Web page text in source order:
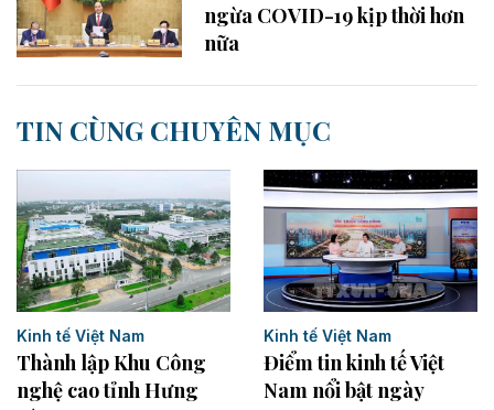
ngừa COVID-19 kịp thời hơn
nữa
TIN CÙNG CHUYÊN MỤC
Kinh tế Việt Nam
Thành lập Khu Công
nghệ cao tỉnh Hưng
Kinh tế Việt Nam
Điểm tin kinh tế Việt
Nam nổi bật ngày